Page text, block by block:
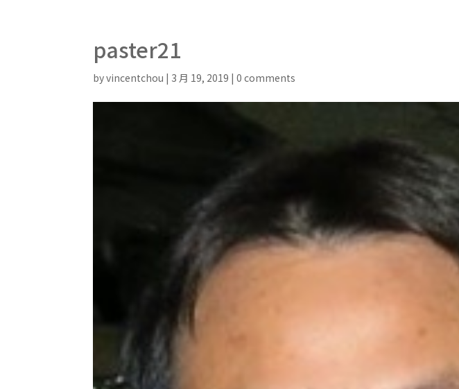
paster21
byvincentchou | 3 月 19, 2019 |0 comments